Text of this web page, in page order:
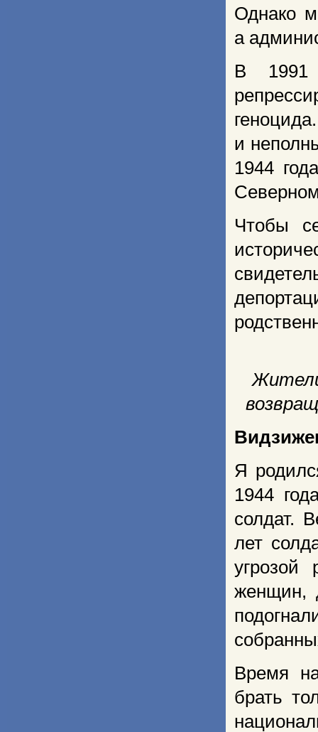
Однако
а
В 1991
и
1944
Чтобы
Я
1944
солдат.
лет
женщин,
Время
брать